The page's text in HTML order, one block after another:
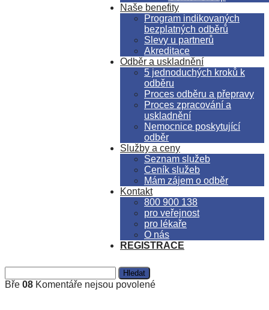
Naše benefity
Program indikovaných
bezplatných odběrů
Slevy u partnerů
Akreditace
Odběr a uskladnění
5 jednoduchých kroků k
odběru
Proces odběru a přepravy
Proces zpracování a
uskladnění
Nemocnice poskytující
odběr
Služby a ceny
Seznam služeb
Ceník služeb
Mám zájem o odběr
Kontakt
800 900 138
pro veřejnost
pro lékaře
O nás
REGISTRACE
Bře 08 Komentáře nejsou povolenéu